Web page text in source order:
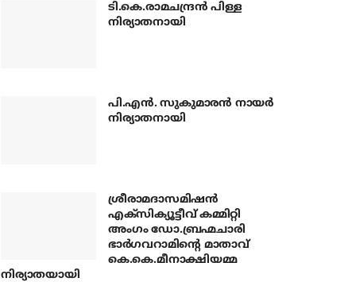
ടി.കെ.രാമചന്ദ്രന്‍ പിള്ള
നിര്യാതനായി
പി.എന്‍. സുകുമാരന്‍ നായര്‍
നിര്യാതനായി
ശ്രീരാമദാസമിഷന്‍
എക്‌സിക്യൂട്ടീവ് കമ്മിറ്റി
അംഗം ഡോ.ബ്രഹ്മചാരി
ഭാര്‍ഗവറാമിന്റെ മാതാവ്
കെ.കെ.മീനാക്ഷിയമ്മ
നിര്യാതയായി